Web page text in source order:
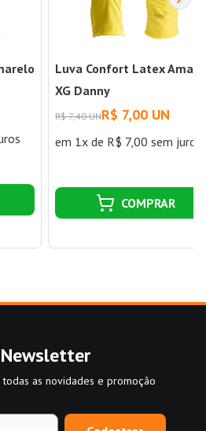
Luva Confort Latex
XG Danny
R$ 7,40 UNR$ 7,00 UN
em 1x de R$ 7,00 sem juros
COMPRAR
Newsletter
as novidades e promoção